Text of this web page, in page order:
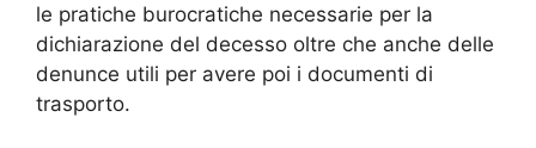
le pratiche burocratiche necessarie per la
dichiarazione del decesso oltre che anche delle
denunce utili per avere poi i documenti di
trasporto.